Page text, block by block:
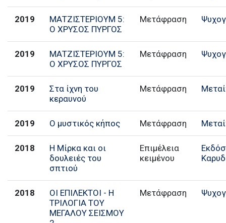
2019
ΜΑΤΖΙΣΤΕΡΙΟΥΜ 5:
Ο ΧΡΥΣΟΣ ΠΥΡΓΟΣ
Μετάφραση
2019
ΜΑΤΖΙΣΤΕΡΙΟΥΜ 5:
Ο ΧΡΥΣΟΣ ΠΥΡΓΟΣ
Μετάφραση
2019
Στα ίχνη του
κεραυνού
Μετάφραση
2019 Ο μυστικός κήπος Μετάφραση
2018
Η Μίρκα και οι
δουλειές του
σπτιού
Επιμέλεια
κειμένου
2018
ΟΙ ΕΠΙΛΕΚΤΟΙ - Η
ΤΡΙΛΟΓΙΑ ΤΟΥ
ΜΕΓΑΛΟΥ ΣΕΙΣΜΟΥ
Μετάφραση